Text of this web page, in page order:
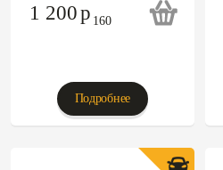
1 200p
Подробнее